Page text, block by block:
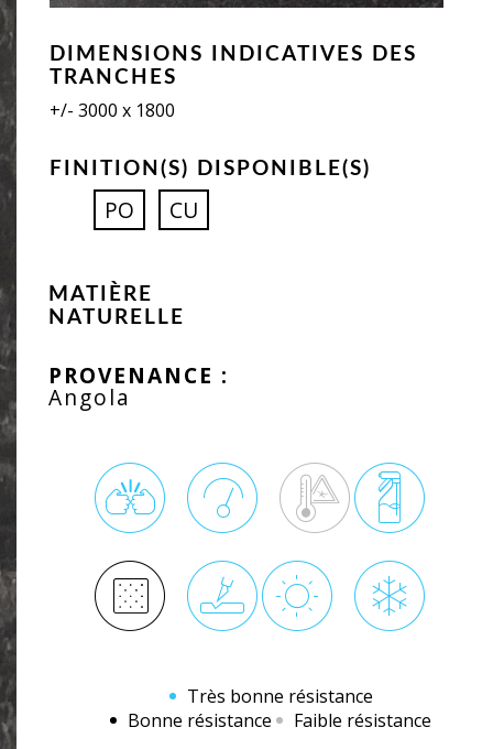
MATIÈRE
NATURELLE
PROVENANCE :
Angola
DIMENSIONS INDICATIVES DES
TRANCHES
+/- 3000 x 1800
FINITION(S) DISPONIBLE(S)
PO CU
Très bonne résistance
Bonne résistance
Faible résistance